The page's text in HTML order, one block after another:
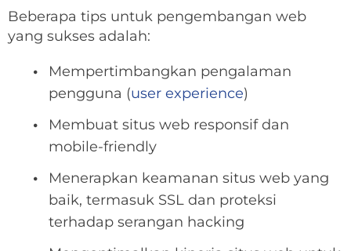
Beberapa tips untuk pengembangan web
yang sukses adalah:
Mempertimbangkan pengalaman
pengguna (user experience)
Membuat situs web responsif dan
mobile-friendly
Menerapkan keamanan situs web yang
baik, termasuk SSL dan proteksi
terhadap serangan hacking